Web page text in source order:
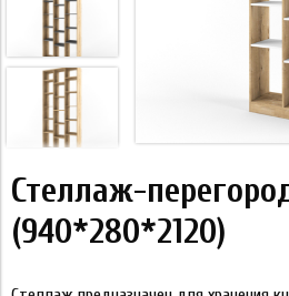
Стеллаж-
(940*280*2120)